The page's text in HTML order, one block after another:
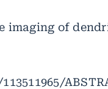
imaging of